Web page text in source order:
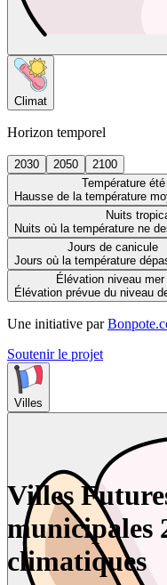
Climat
Horizon temporel
2030 2050
2100
Température été
Hausse de la température
Nuits
Nuits où la température ne
Jours de canicule
Jours où la température
Élévation niveau mer
Élévation prévue du niveau
Une initiative par
Soutenir le projet
Villes
Villes
municipales
climatiques